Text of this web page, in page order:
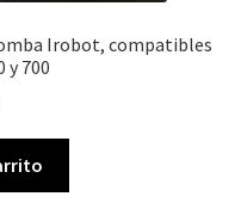
Irobot, compatibles
y 700